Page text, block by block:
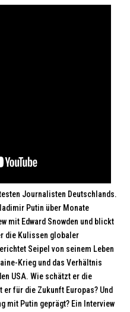
Journalisten Deutschlands.
Putin über Monate
mit Edward Snowden und blickt
die Kulissen globaler
Seipel von seinem Leben
Krieg und das Verhältnis
USA. Wie schätzt er die
für die Zukunft Europas? Und
mit Putin geprägt? Ein Interview